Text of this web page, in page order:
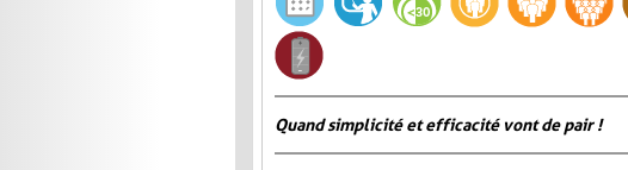
Quand simplicité et efficacité vont de pair !